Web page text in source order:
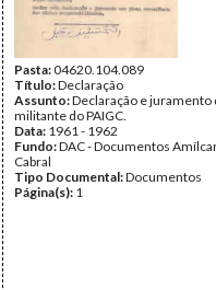
Pasta:04620.104.089
Título:Declaração
Assunto:Declaração e juramento
militante do PAIGC.
Data: 1961 - 1962
Fundo:DAC - Documentos
Cabral
Tipo Documental:Documentos
Página(s): 1